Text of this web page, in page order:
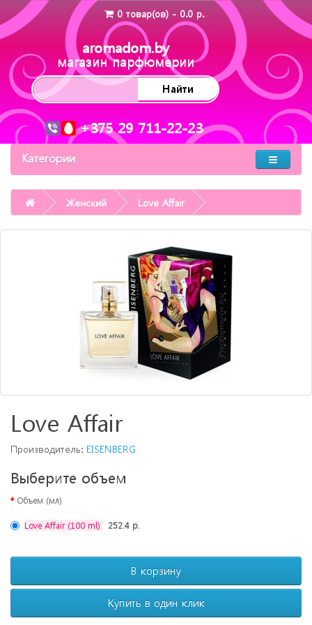
0 товар(ов) - 0.0 р.
aromadom.by
магазин парфюмерии
Найти
+375 29 711-22-23
Категории
Женский Love Affair
Love Affair
Производитель: EISENBERG
Выберите объем
Объем (мл)
Love Affair (100 ml) 252.4 р.
В корзину